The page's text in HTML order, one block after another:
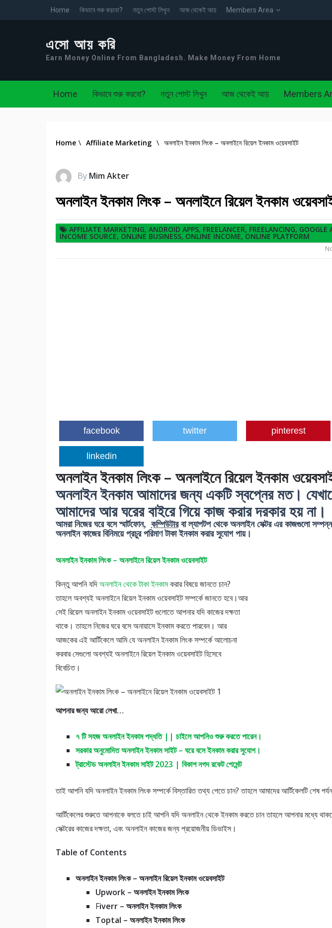
Home কিভাবে শুরু করবো? নতুন পোস্ট লিখুন আজ থেকেই আয় Members Area
এসো আয় করি
Earn Money Online From Bangladesh. Make Money From Home
Home কিভাবে শুরু করবো? নতুন পোস্ট লিখুন আজ থেকেই আয় Members
Home \ Affiliate Marketing \ অনলাইন ইনকাম লিংক – অনলাইনে রিয়েল ইনকাম ওয়েবসাইট
By Mim Akter
অনলাইন ইনকাম লিংক – অনলাইনে রিয়েল ইনকাম
AFFILIATE MARKETING, ANDROID APPS, FREELANCER, FREELANCING, GOOGLE
INCOME SOURCE, ONLINE BUSINESS, ONLINE INCOME, ONLINE PLATFORM
facebook twitter pinterest
linkedin
অনলাইন ইনকাম লিংক – অনলাইনে রিয়েল ইনকাম
অনলাইন ইনকাম আমাদের জন্য একটি স্বপ্নের মত।
আমাদের আর ঘরের বাইরে গিয়ে কাজ করার দরকার হয় না।
আমরা নিজের ঘরে বসে স্মার্টফোন, কম্পিউটারবা ল্যাপটপ থেকে অনলাইন সেক্টর এর কাজগুলো
অনলাইন কাজের বিনিময়ে প্রচুর পরিমাণ টাকা ইনকাম করার সুযোগ পায়।
অনলাইন ইনকাম লিংক – অনলাইনে রিয়েল ইনকাম ওয়েবসাইট
কিন্তু আপনি যদিঅনলাইন থেকে টাকা ইনকামকরার বিষয়ে জানতে চান?
তাহলে অবশ্যই অনলাইনে রিয়েল ইনকাম ওয়েবসাইট সম্পর্কে জানতে হবে।আর
সেই রিয়েল অনলাইন ইনকাম ওয়েবসাইট গুলোতে আপনার যদি কাজের দক্ষতা
থাকে। তাহলে নিজের ঘরে বসে অনায়াসে ইনকাম করতে পারবেন। আর
আজকের এই আর্টিকেলে আমি যে অনলাইন ইনকাম লিংক সম্পর্কে আলোচনা
করবার সেগুলো অবশ্যই অনলাইনে রিয়েল ইনকাম ওয়েবসাইট হিসেবে
বিবেচিত।
আপনার জন্য আরো লেখা…
৭ টি সহজ অনলাইন ইনকাম পদ্ধতি || চাইলে আপনিও শুরু করতে পারেন।
সরকার অনুমোদিত অনলাইন ইনকাম সাইট – ঘরে বসে ইনকাম করার সুযোগ।
ট্রাস্টেড অনলাইন ইনকাম সাইট 2023 | বিকাশ নগদ রকেট পেমেন্ট
তাই আপনি যদি অনলাইন ইনকাম লিংক সম্পর্কে বিস্তারিত তথ্য পেতে চান? তাহলে আমাদের আর্টিকেলটি শেষ
আর্টিকেলের শুরুতে আপনাকে বলতে চাই আপনি যদি অনলাইন থেকে ইনকাম করতে চান তাহলে আপনার মধ্যে
সেক্টরের কাজের দক্ষতা, এবং অনলাইন কাজের জন্য প্রয়োজনীয় ডিভাইস।
Table of Contents
অনলাইন ইনকাম লিংক – অনলাইন রিয়েল ইনকাম ওয়েবসাইট
Upwork – অনলাইন ইনকাম লিংক
Fiverr – অনলাইন ইনকাম লিংক
Toptal – অনলাইন ইনকাম লিংক